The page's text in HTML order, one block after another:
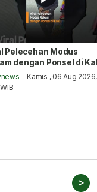
Pelecehan Modus
dengan Ponsel di
- Kamis , 06 Aug 2026,
WIB
>